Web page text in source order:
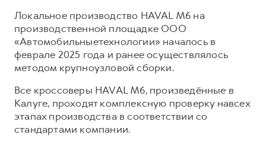
F7 F7X
от 3 599 000 ₽
POER
от 3 449 000 ₽
КОРПОРАТИВНЫМ КЛИЕНТАМ
Для малого бизнеса
Крупным корпоративным клиентам
Система управления автопарком
Сервис для корпоративных клиентов
GWM Безопасность
Гарантия HAVAL
Мобильное приложение GWM
Руководства по эксплуатации
Подписки
Локальное производство HAVAL M6 на
производственной площадке ООО
«Автомобильныетехнологии» началось в
феврале 2025 года и ранее осуществлялось
методом крупноузловой сборки.
Все кроссоверы HAVAL M6, произведённые в
Калуге, проходят комплексную проверку навсех
этапах производства в соответствии со
стандартами компании.